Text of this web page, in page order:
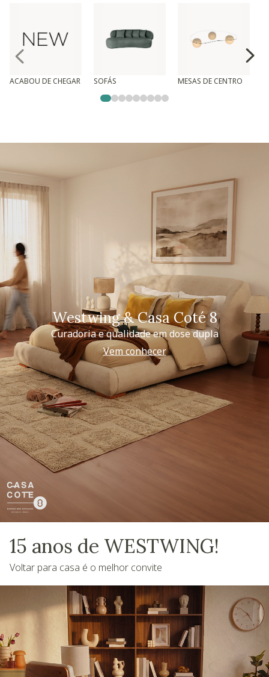
ACABOU DE CHEGAR SOFÁS MESAS DE CENTRO
Westwing & Casa Coté 8
Curadoria e qualidade em dose dupla
Vem conhecer
15 anos de WESTWING!
Voltar para casa é o melhor convite